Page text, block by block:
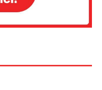
ROMÂNIA